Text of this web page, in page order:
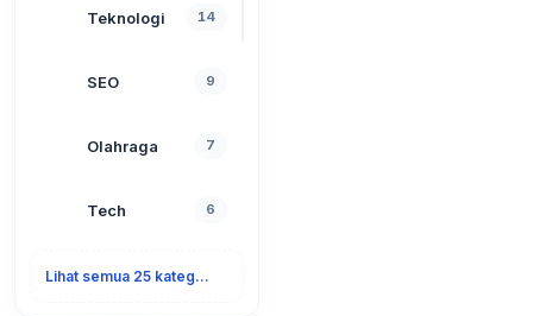
Teknologi 14
SEO 9
Olahraga 7
Tech 6
Lihat semua 25 kategori